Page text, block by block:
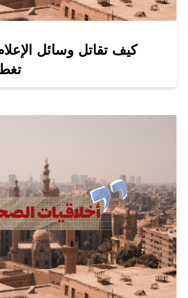
كيف تقاتل وسائل